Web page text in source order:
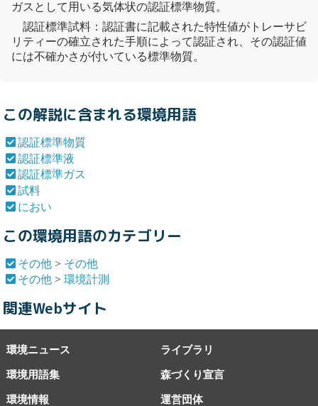
ガスとして用いる気体状の認証標準物質。
認証標準試料 ：認証書に記載された特性値がトレーサビ
リティーの確立された手順によって認証され、その認証値
には不確かさが付いている標準物質。
この解説に含まれる環境用語
認証標準物質
認証標準液
認証標準ガス
試料
におい
この環境用語のカテゴリー
その他 > その他
その他 >環境計測
関連Webサイト
環境ニュース ライブラリ
環境用語集 森づくり宣言
環境情報 運営団体